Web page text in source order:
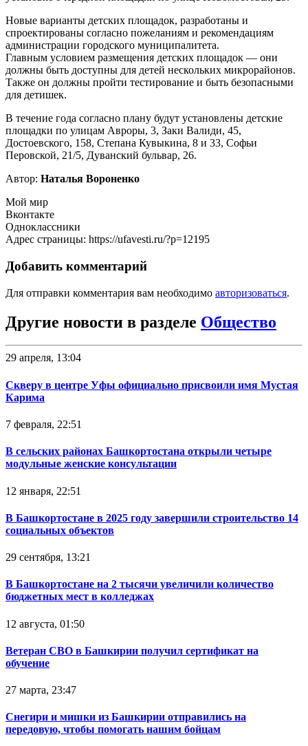
Новые варианты детских площадок, разработаны и
спроектированы согласно пожеланиям и рекомендациям
администрации городского муниципалитета.
Главным условием размещения детских площадок — они
должны быть доступны для детей нескольких микрорайонов.
Также он должны пройти тестирование и быть безопасными
для детишек.
В течение года согласно плану будут установлены детские
площадки по улицам Авроры, 3, Заки Валиди, 45,
Достоевского, 158, Степана Кувыкина, 8 и 33, Софьи
Перовской, 21/5, Дуванский бульвар, 26.
Автор: Наталья Вороненко
Мой мир
Вконтакте
Одноклассники
Адрес страницы: https://ufavesti.ru/?p=12195
Добавить комментарий
Для отправки комментария вам необходимо авторизоваться.
Другие новости в разделе Общество
29 апреля, 13:04
Скверу в центре Уфы официально присвоили имя Мустая
Карима
7 февраля, 22:51
В сельских районах Башкортостана открыли четыре
модульные женские консультации
12 января, 22:51
В Башкортостане в 2025 году завершили строительство 14
социальных объектов
29 сентября, 13:21
В Башкортостане на 2 тысячи увеличили количество
бюджетных мест в колледжах
12 августа, 01:50
Ветеран СВО в Башкирии получил сертификат на
обучение
27 марта, 23:47
Снегири и мишки из Башкирии отправились на
передовую, чтобы помогать нашим бойцам